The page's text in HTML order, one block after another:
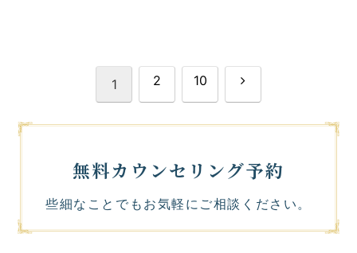
1 2 10
次
へ
無料カウンセリング予約
些細なことでもお気軽にご相談ください。